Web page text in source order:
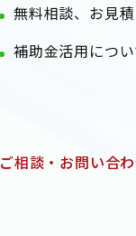
無料相談、お見
補助金活用につ
ご相談・お問い合